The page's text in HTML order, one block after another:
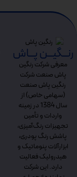
رنــگیــن پــاش
معرفی شرکت رنگین
پاش صنعت شرکت
رنگین پاش صنعت
(سهامی خاص) از
سال 1384 در زمینه
واردات و تأمین
تجهیزات رنگ‌آمیزی،
پاشش رنگ پودری،
ابزارآلات پنوماتیک و
هیدرولیک فعالیت
دارد. این شرکت